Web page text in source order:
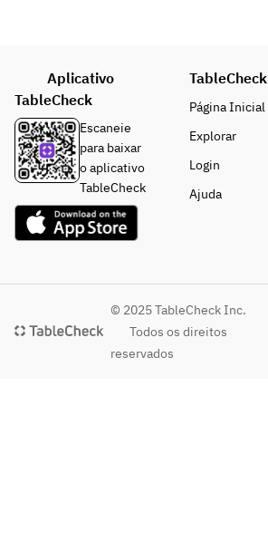
Aplicativo
TableCheck
Escaneie
para baixar
o aplicativo
TableCheck
TableCheck
Página Inicial
Explorar
Login
Ajuda
© 2025 TableCheck Inc.
Todos os direitos
reservados